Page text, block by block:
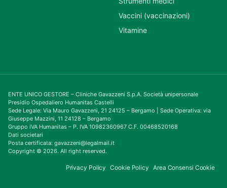
Vaccini (vaccinazioni)
Vitamine
ENTE UNICO GESTORE – Cliniche Gavazzeni S.p.A. Società unipersonale
Presidio Ospedaliero Humanitas Castelli
Sede Legale: Via Mauro Gavazzeni, 21 24125 – Bergamo | Sede Operativa: via
Giuseppe Mazzini, 11 24128 – Bergamo
Gruppo IVA Humanitas – P. IVA 10982360967 C.F. 00468520168
Dati societari
Posta certificata: gavazzeni@legalmail.it
Copyright © 2026. All right reserved.
Privacy Policy Cookie Policy Area Consensi Cookie